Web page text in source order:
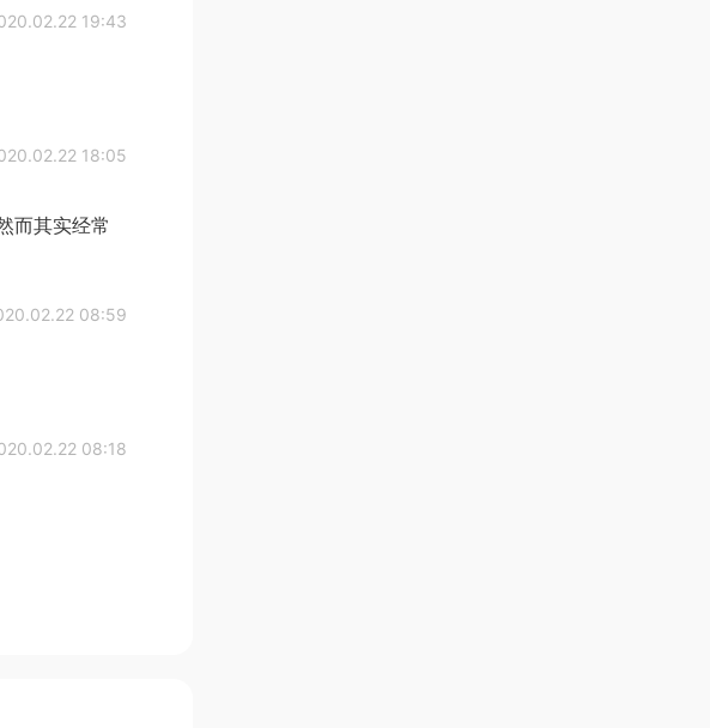
19:43
18:05
而其实经常
08:59
08:18